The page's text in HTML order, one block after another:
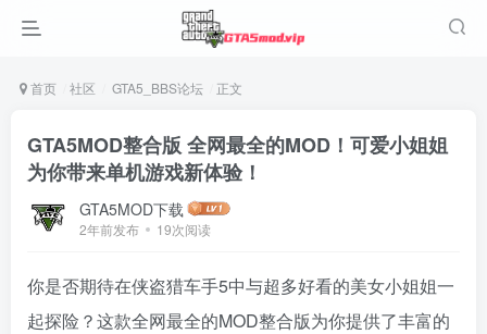
首页 社区 GTA5_BBS论坛 正文
GTA5MOD整合版 全网最全的MOD！可爱小姐姐
为你带来单机游戏新体验！
GTA5MOD下载
2年前发布 19次阅读
你是否期待在侠盗猎车手5中与超多好看的美女小姐姐一
起探险？这款全网最全的MOD整合版为你提供了丰富的